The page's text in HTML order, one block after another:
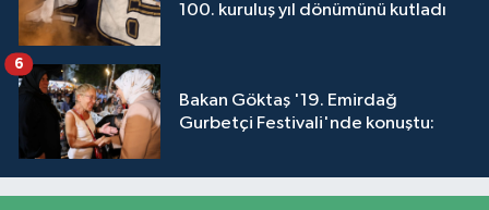
100. kuruluş yıl dönümünü kutladı
Bakan Göktaş '19. Emirdağ
Gurbetçi Festivali'nde konuştu:
6